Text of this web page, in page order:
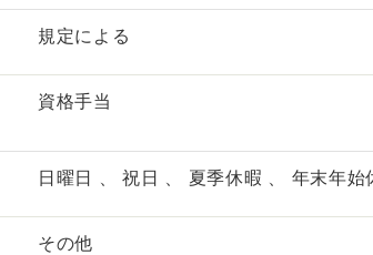
規定による
資格手当
日曜日 、 祝日 、 夏季休暇 、 年末年始
その他